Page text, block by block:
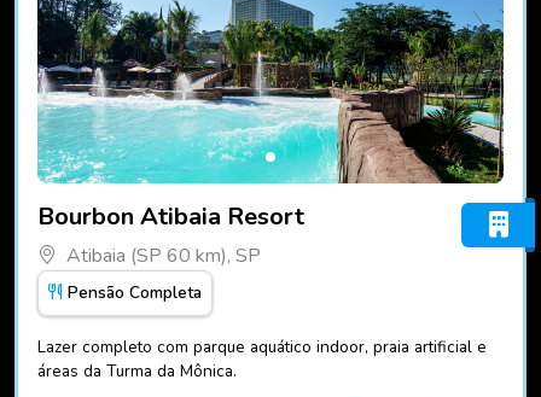
Bourbon Atibaia Resort
Atibaia (SP 60 km), SP
Pensão Completa
Lazer completo com parque aquático indoor, praia artificial e
áreas da Turma da Mônica.